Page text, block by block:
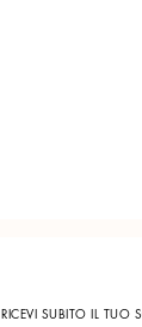
RICEVI SUBITO IL TUO